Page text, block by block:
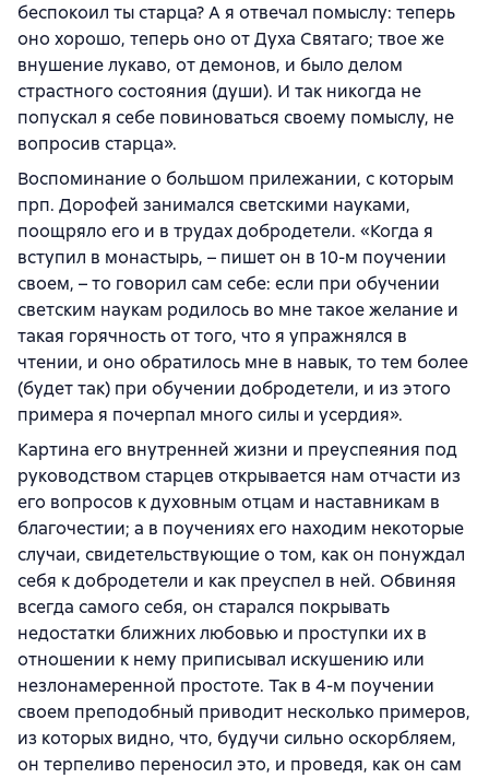
беспокоил ты старца? А я отвечал помыслу: теперь
оно хорошо, теперь оно от Духа Святаго; твое же
внушение лукаво, от демонов, и было делом
страстного состояния (души). И так никогда не
попускал я себе повиноваться своему помыслу, не
вопросив старца».
Воспоминание о большом прилежании, с которым
прп. Дорофей занимался светскими науками,
поощряло его и в трудах добродетели. «Когда я
вступил в монастырь, – пишет он в 10-м поучении
своем, – то говорил сам себе: если при обучении
светским наукам родилось во мне такое желание и
такая горячность от того, что я упражнялся в
чтении, и оно обратилось мне в навык, то тем более
(будет так) при обучении добродетели, и из этого
примера я почерпал много силы и усердия».
Картина его внутренней жизни и преуспеяния под
руководством старцев открывается нам отчасти из
его вопросов к духовным отцам и наставникам в
благочестии; а в поучениях его находим некоторые
случаи, свидетельствующие о том, как он понуждал
себя к добродетели и как преуспел в ней. Обвиняя
всегда самого себя, он старался покрывать
недостатки ближних любовью и проступки их в
отношении к нему приписывал искушению или
незлонамеренной простоте. Так в 4-м поучении
своем преподобный приводит несколько примеров,
из которых видно, что, будучи сильно оскорбляем,
он терпеливо переносил это, и проведя, как он сам